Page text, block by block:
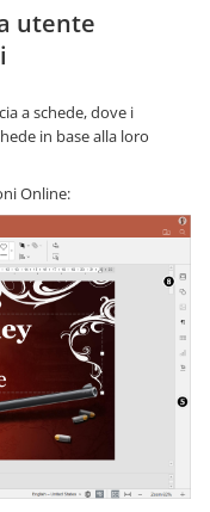
utente
a schede, dove i
in base alla loro
Online: